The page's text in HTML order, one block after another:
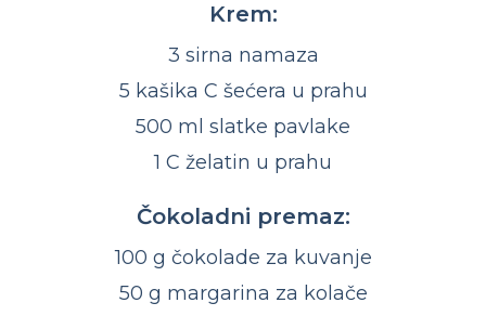
Krem:
3 sirna namaza
5 kašika C šećera u prahu
500 ml slatke pavlake
1 C želatin u prahu
Čokoladni premaz:
100 g čokolade za kuvanje
50 g margarina za kolače